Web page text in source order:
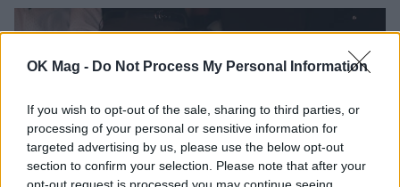
OK Mag - Do Not Process My Personal Information
If you wish to opt-out of the sale, sharing to third parties, or
processing of your personal or sensitive information for
targeted advertising by us, please use the below opt-out
section to confirm your selection. Please note that after your
opt-out request is processed you may continue seeing